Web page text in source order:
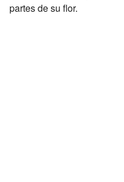
partes de su flor.